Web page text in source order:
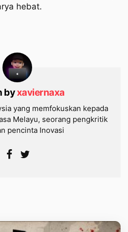
hebat.
byxaviernaxa
yang memfokuskan kepada
Melayu, seorang pengkritik
pencinta Inovasi